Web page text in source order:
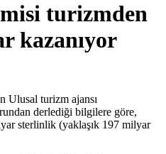
turizmden
kazanıyor
Ulusal turizm ajansı
derlediği bilgilere göre,
sterlinlik (yaklaşık 197 milyar